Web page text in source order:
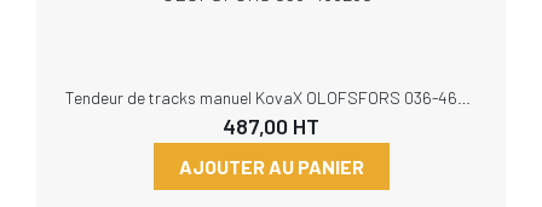
487,00 HT
AJOUTER AU PANIER